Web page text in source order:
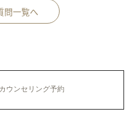
問一覧へ
ウンセリング予約